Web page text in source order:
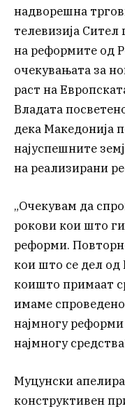
надворешна
телевизија
на реформите од
очекувањата за
раст на
Владата
дека Македонија
најуспешните
на реализирани
„Очекувам да
рокови кои што
реформи.
кои што се дел од
коишто примаат
имаме
најмногу
најмногу
Муцунски
конструктивен